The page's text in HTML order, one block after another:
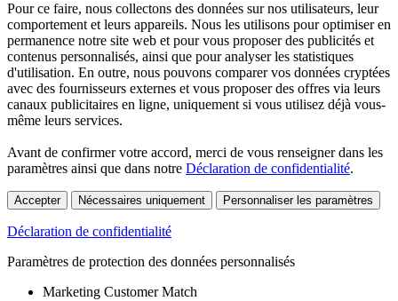
Pour ce faire, nous collectons des données sur nos utilisateurs, leur
comportement et leurs appareils. Nous les utilisons pour optimiser en
permanence notre site web et pour vous proposer des publicités et
contenus personnalisés, ainsi que pour analyser les statistiques
d'utilisation. En outre, nous pouvons comparer vos données cryptées
avec des fournisseurs externes et vous proposer des offres via leurs
canaux publicitaires en ligne, uniquement si vous utilisez déjà vous-
même leurs services.
Avant de confirmer votre accord, merci de vous renseigner dans les
paramètres ainsi que dans notre Déclaration de confidentialité.
Accepter Nécessaires uniquement Personnaliser les paramètres
Déclaration de confidentialité
Paramètres de protection des données personnalisés
Marketing Customer Match